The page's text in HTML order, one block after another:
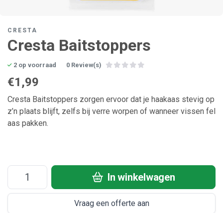
CRESTA
Cresta Baitstoppers
2 op voorraad 0 Review(s)
€1,99
Cresta Baitstoppers zorgen ervoor dat je haakaas stevig op
z’n plaats blijft, zelfs bij verre worpen of wanneer vissen fel
aas pakken.
In winkelwagen
Vraag een offerte aan